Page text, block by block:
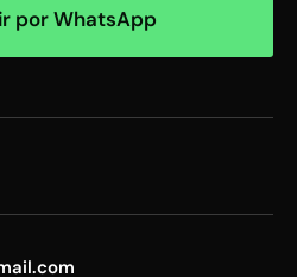
por WhatsApp